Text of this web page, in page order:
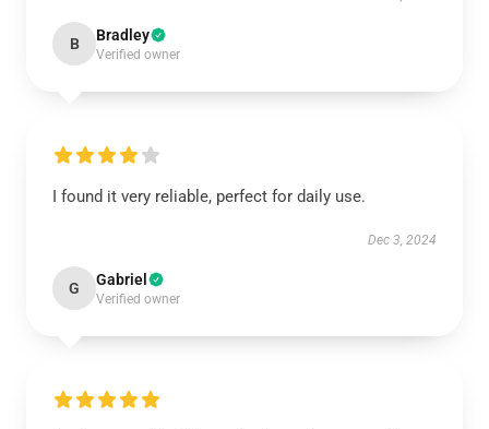
B Bradley
Verified owner
I found it very reliable, perfect for daily use.
Dec 3, 2024
G Gabriel
Verified owner